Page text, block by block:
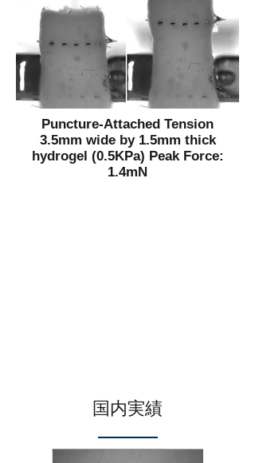
Puncture-Attached Tension
3.5mm wide by 1.5mm thick
hydrogel (0.5KPa) Peak Force:
1.4mN
国内実績